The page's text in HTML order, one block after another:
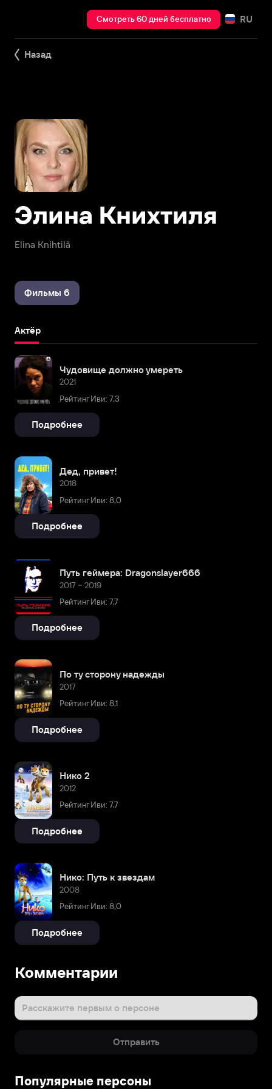
Смотреть 60 дней бесплатно RU
Назад
Elina Knihtilä
Элина Книхтиля
Фильмы 6
Актёр
Чудовище должно умереть
2021
Рейтинг Иви: 7,3
Подробнее
Дед, привет!
2018
Рейтинг Иви: 8,0
Подробнее
Путь геймера: Dragonslayer666
2017 – 2019
Рейтинг Иви: 7,7
Подробнее
По ту сторону надежды
2017
Рейтинг Иви: 8,1
Подробнее
Нико 2
2012
Рейтинг Иви: 7,7
Подробнее
Нико: Путь к звездам
2008
Рейтинг Иви: 8,0
Подробнее
Комментарии
Расскажите первым о персоне
Отправить
Популярные персоны